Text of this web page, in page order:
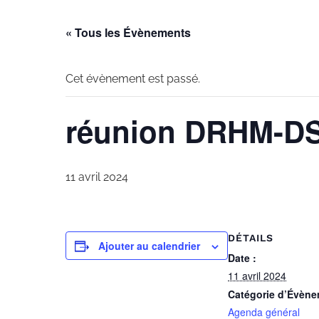
« Tous les Évènements
Cet évènement est passé.
réunion DRHM-
11 avril 2024
Ajouter au calendrier
DÉTAILS
Date :
11 avril 2024
Catégorie
Agenda général